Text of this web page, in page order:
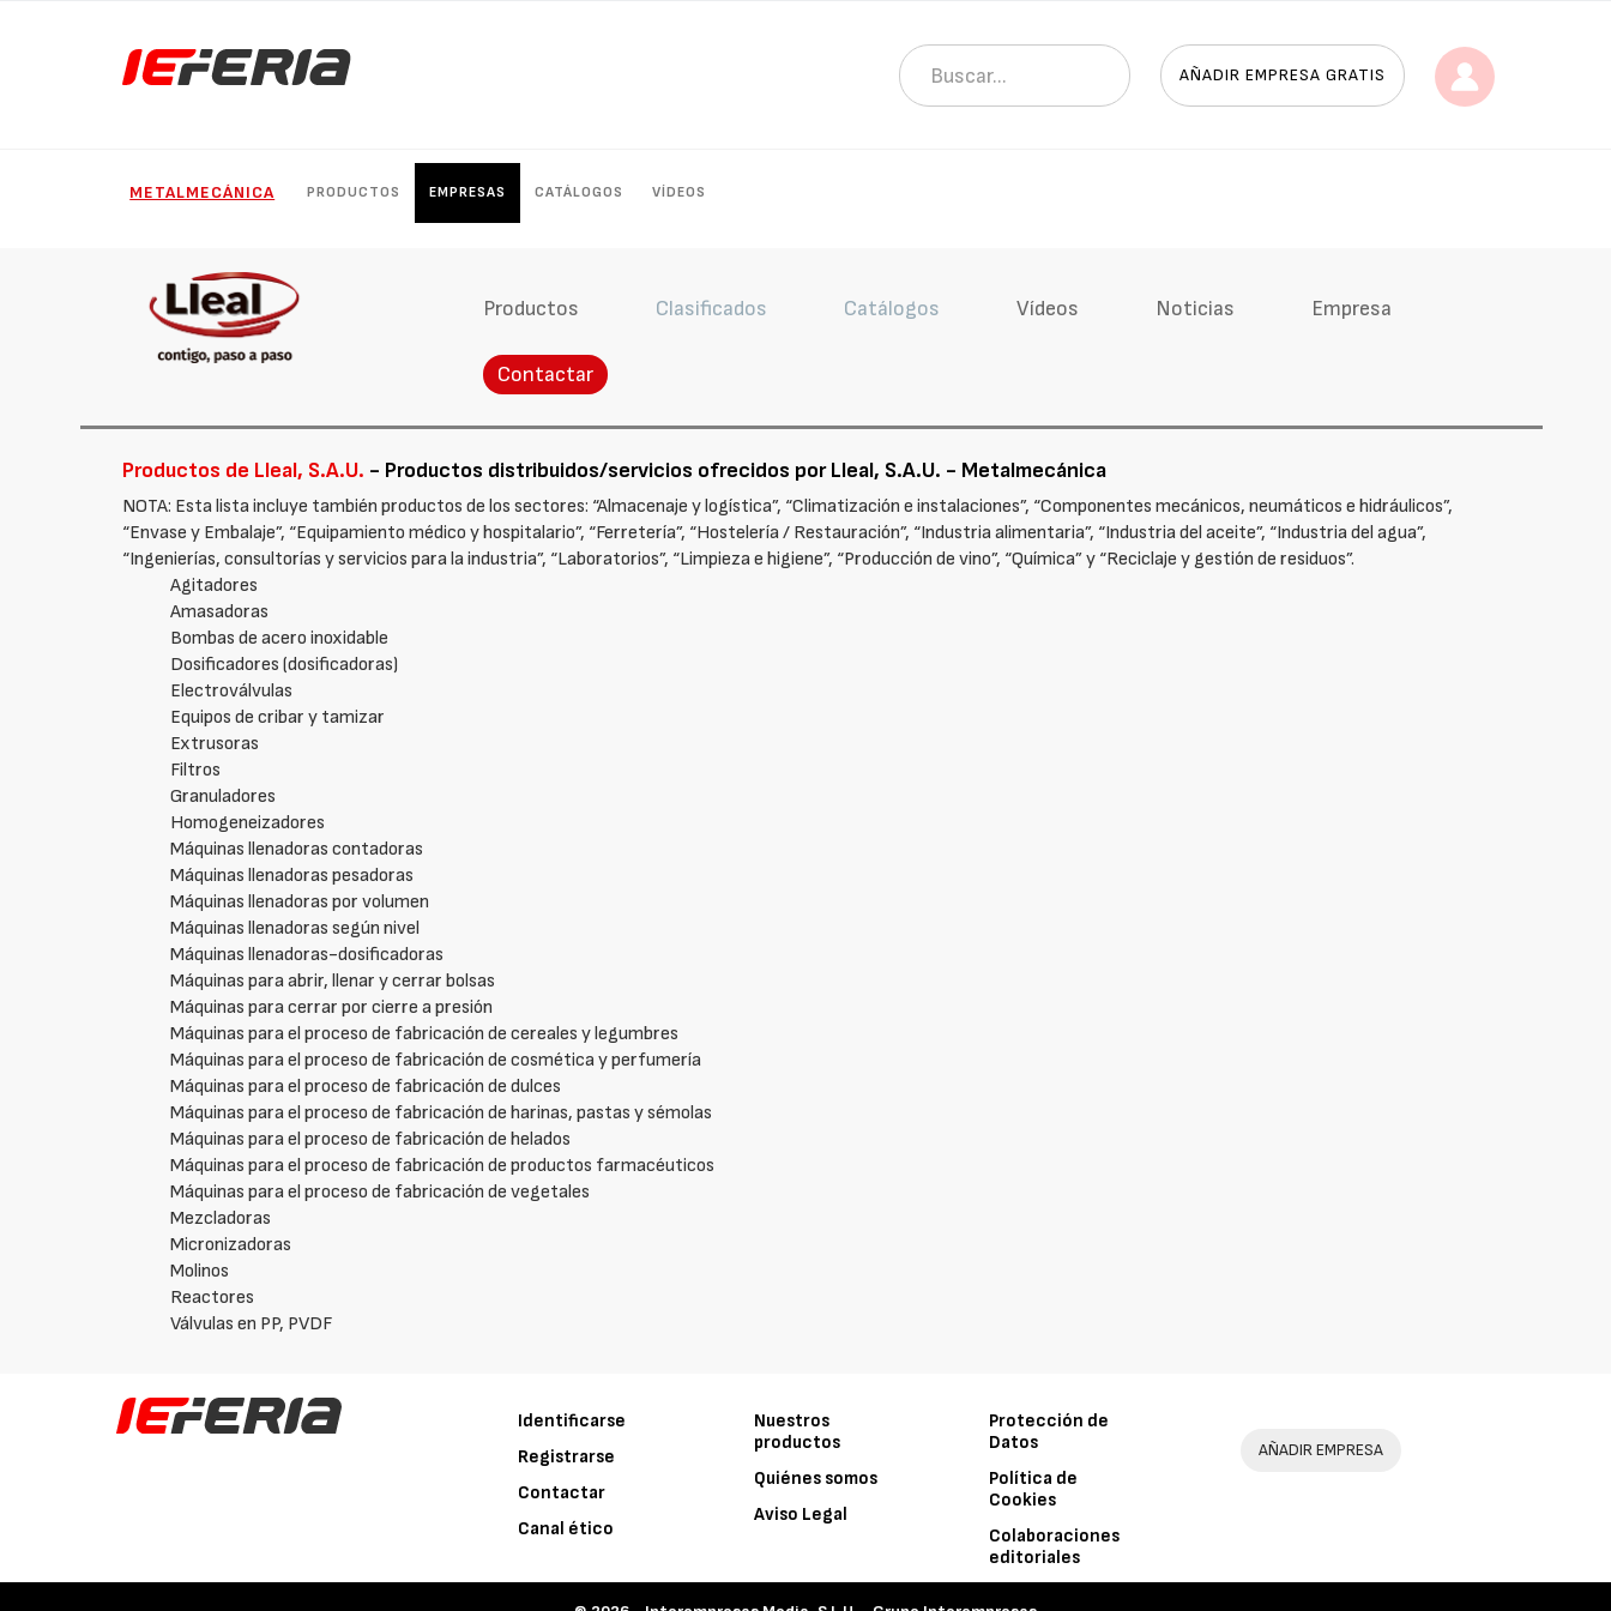
AÑADIR EMPRESA GRATIS
METALMECÁNICA PRODUCTOS EMPRESAS CATÁLOGOS VÍDEOS
Productos Clasificados Catálogos Vídeos Noticias Empresa
Contactar
Productos de Lleal, S.A.U. - Productos distribuidos/servicios ofrecidos por Lleal, S.A.U. - Metalmecánica
NOTA: Esta lista incluye también productos de los sectores: “Almacenaje y logística”, “Climatización e instalaciones”, “Componentes mecánicos, neumáticos e hidráulicos”,
“Envase y Embalaje”, “Equipamiento médico y hospitalario”, “Ferretería”, “Hostelería / Restauración”, “Industria alimentaria”, “Industria del aceite”, “Industria del agua”,
“Ingenierías, consultorías y servicios para la industria”, “Laboratorios”, “Limpieza e higiene”, “Producción de vino”, “Química” y “Reciclaje y gestión de residuos”.
Agitadores
Amasadoras
Bombas de acero inoxidable
Dosificadores (dosificadoras)
Electroválvulas
Equipos de cribar y tamizar
Extrusoras
Filtros
Granuladores
Homogeneizadores
Máquinas llenadoras contadoras
Máquinas llenadoras pesadoras
Máquinas llenadoras por volumen
Máquinas llenadoras según nivel
Máquinas llenadoras-dosificadoras
Máquinas para abrir, llenar y cerrar bolsas
Máquinas para cerrar por cierre a presión
Máquinas para el proceso de fabricación de cereales y legumbres
Máquinas para el proceso de fabricación de cosmética y perfumería
Máquinas para el proceso de fabricación de dulces
Máquinas para el proceso de fabricación de harinas, pastas y sémolas
Máquinas para el proceso de fabricación de helados
Máquinas para el proceso de fabricación de productos farmacéuticos
Máquinas para el proceso de fabricación de vegetales
Mezcladoras
Micronizadoras
Molinos
Reactores
Válvulas en PP, PVDF
Identificarse
Registrarse
Contactar
Canal ético
Nuestros
productos
Quiénes somos
Aviso Legal
Protección de
Datos
Política de
Cookies
Colaboraciones
editoriales
AÑADIR EMPRESA